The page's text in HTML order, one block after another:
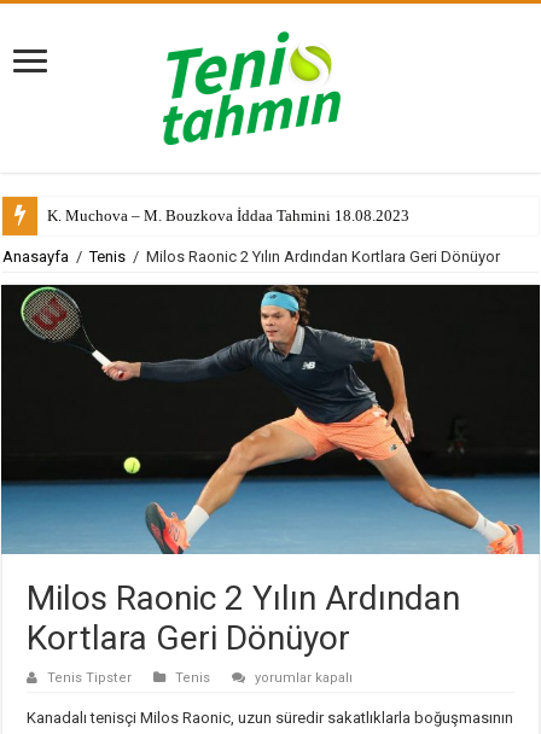
K. Muchova – M. Bouzkova İddaa Tahmini 18.08.2023
Anasayfa / Tenis / Milos Raonic 2 Yılın Ardından Kortlara Geri Dönüyor
Milos Raonic 2 Yılın Ardından
Kortlara Geri Dönüyor
Tenis Tipster Tenis
Milos
Yılın
yorumlar kapalı
Kanadalı tenisçi Milos Raonic, uzun süredir sakatlıklarla boğuşmasının